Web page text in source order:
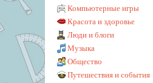
Компьютерные игры
Красота и здоровье
Люди и блоги
Музыка
Общество
Путешествия и события